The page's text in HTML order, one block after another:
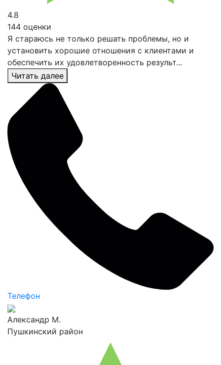
4.8
144 оценки
Я стараюсь не только решать проблемы, но и
установить хорошие отношения с клиентами и
обеспечить их удовлетворенность результ...
Читать далее
Телефон
Александр М.
Пушкинский район